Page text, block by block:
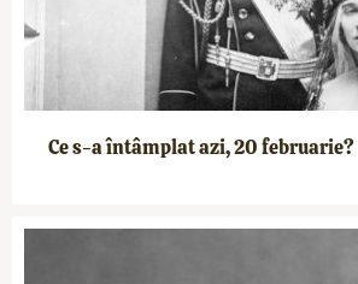
Ce s-a întâmplat azi, 20 februarie?